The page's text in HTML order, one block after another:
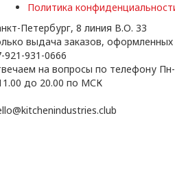
Политика
Петербург, 8 линия В.О. 33
выдача заказов, оформленных
921-931-0666
на вопросы по телефону
до 20.00 по МСК